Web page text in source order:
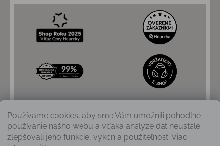
Používame cookies, aby sme Vám umožnili pohodlné
používanie nášho webu a vďaka analýze dát neustále
zlepšovali jeho funkcie, výkon a použiteľnosť. Viac